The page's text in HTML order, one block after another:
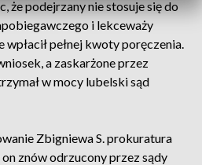
że podejrzany nie stosuje się do
i lekceważy
wpłacił pełnej kwoty poręczenia.
a zaskarżone przez
w mocy lubelski sąd
Zbigniewa S. prokuratura
on znów odrzucony przez sądy